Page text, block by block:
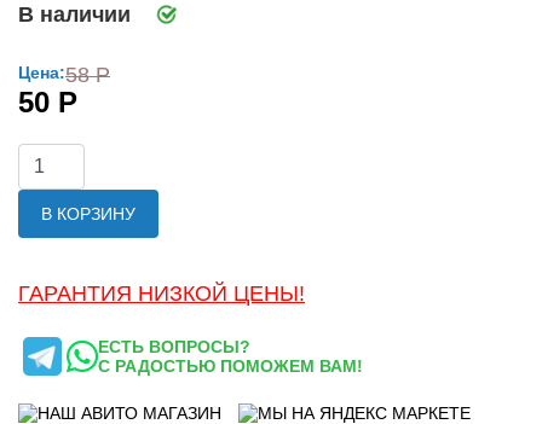
В наличии
Цена:58 Р
50 Р
В КОРЗИНУ
ГАРАНТИЯ НИЗКОЙ ЦЕНЫ!
ЕСТЬ ВОПРОСЫ?
С РАДОСТЬЮ ПОМОЖЕМ ВАМ!